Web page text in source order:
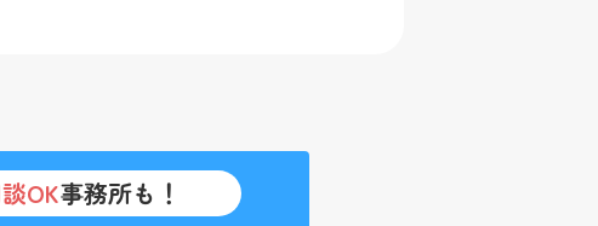
OK事務所も！